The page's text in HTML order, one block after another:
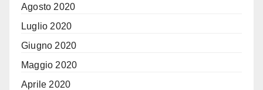
Agosto 2020
Luglio 2020
Giugno 2020
Maggio 2020
Aprile 2020